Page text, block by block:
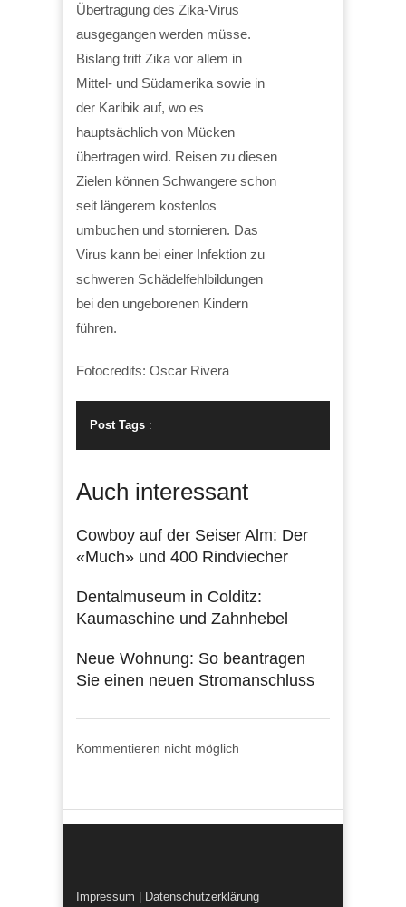
Übertragung des Zika-Virus
ausgegangen werden müsse.
Bislang tritt Zika vor allem in
Mittel- und Südamerika sowie in
der Karibik auf, wo es
hauptsächlich von Mücken
übertragen wird. Reisen zu diesen
Zielen können Schwangere schon
seit längerem kostenlos
umbuchen und stornieren. Das
Virus kann bei einer Infektion zu
schweren Schädelfehlbildungen
bei den ungeborenen Kindern
führen.
Fotocredits: Oscar Rivera
Post Tags :
Auch interessant
Cowboy auf der Seiser Alm: Der
«Much» und 400 Rindviecher
Dentalmuseum in Colditz:
Kaumaschine und Zahnhebel
Neue Wohnung: So beantragen
Sie einen neuen Stromanschluss
Kommentieren nicht möglich
Impressum Datenschutzerklärung